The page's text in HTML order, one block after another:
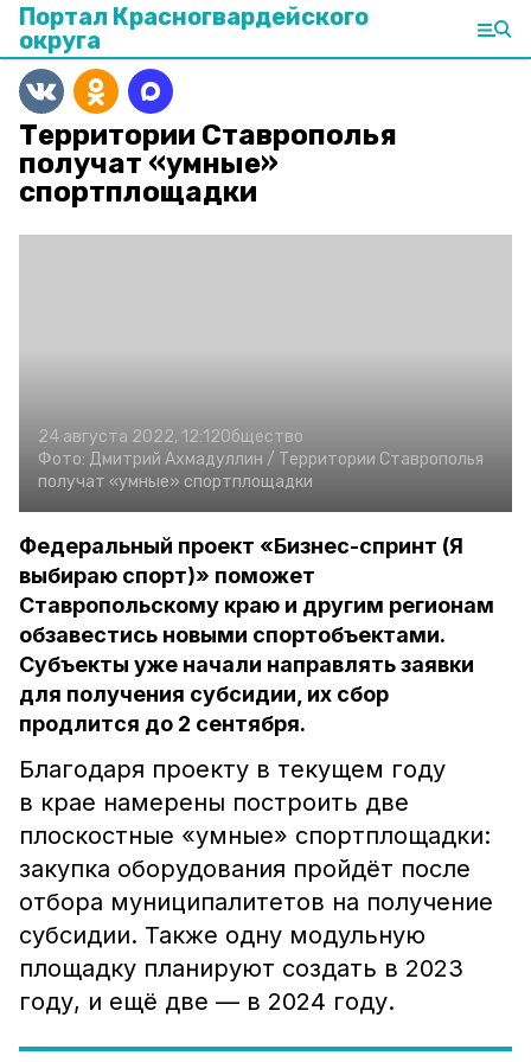
Портал Красногвардейского
округа
Территории Ставрополья
получат «умные»
спортплощадки
24 августа 2022, 12:12Общество
Фото: Дмитрий Ахмадуллин / Территории Ставрополья
получат «умные» спортплощадки
Федеральный проект «Бизнес-спринт (Я
выбираю спорт)» поможет
Ставропольскому краю и другим регионам
обзавестись новыми спортобъектами.
Субъекты уже начали направлять заявки
для получения субсидии, их сбор
продлится до 2 сентября.
Благодаря проекту в текущем году
в крае намерены построить две
плоскостные «умные» спортплощадки:
закупка оборудования пройдёт после
отбора муниципалитетов на получение
субсидии. Также одну модульную
площадку планируют создать в 2023
году, и ещё две — в 2024 году.